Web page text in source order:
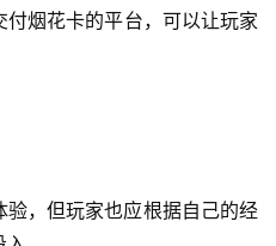
烟花卡的平台，可以让玩家
验，但玩家也应根据自己的经